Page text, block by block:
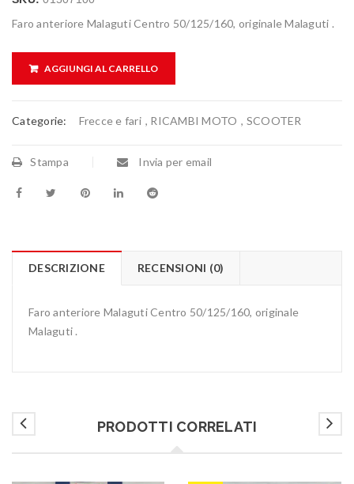
Faro anteriore Malaguti Centro 50/125/160, originale Malaguti .
AGGIUNGI AL CARRELLO
Categorie: Frecce e fari , RICAMBI MOTO , SCOOTER
Stampa Invia per email
DESCRIZIONE RECENSIONI (0)
Faro anteriore Malaguti Centro 50/125/160, originale
Malaguti .
PRODOTTI CORRELATI